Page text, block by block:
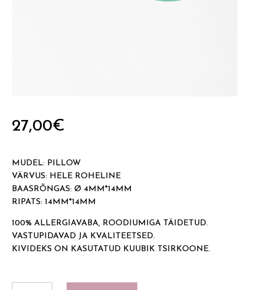
27,00€
MUDEL: PILLOW
VÄRVUS: HELE ROHELINE
BAASRÕNGAS: Ø 4MM*14MM
RIPATS: 14MM*14MM
100% ALLERGIAVABA, ROODIUMIGA TÄIDETUD.
VASTUPIDAVAD JA KVALITEETSED.
KIVIDEKS ON KASUTATUD KUUBIK TSIRKOONE.